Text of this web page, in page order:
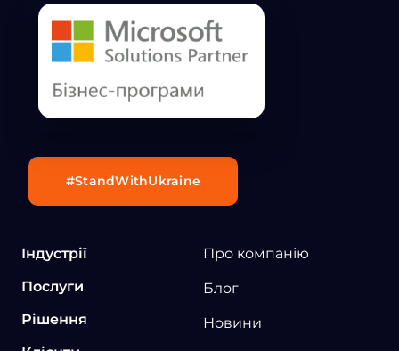
Індустрії
Послуги
Рішення
Про компанію
Блог
Новини
#StandWithUkraine